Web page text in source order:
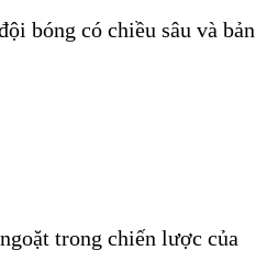
bóng có chiều sâu và bản
trong chiến lược của